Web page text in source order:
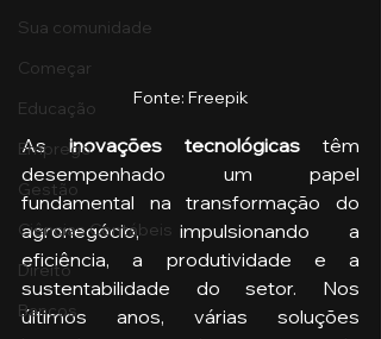
Sua comunidade
Começar
Educação
Emprego
Gestão
Ciências Contábeis
Direito
Bancos
Fonte: Freepik
As inovações tecnológicas têm
desempenhado um papel
fundamental na transformação do
agronegócio, impulsionando a
eficiência, a produtividade e a
sustentabilidade do setor. Nos
últimos anos, várias soluções